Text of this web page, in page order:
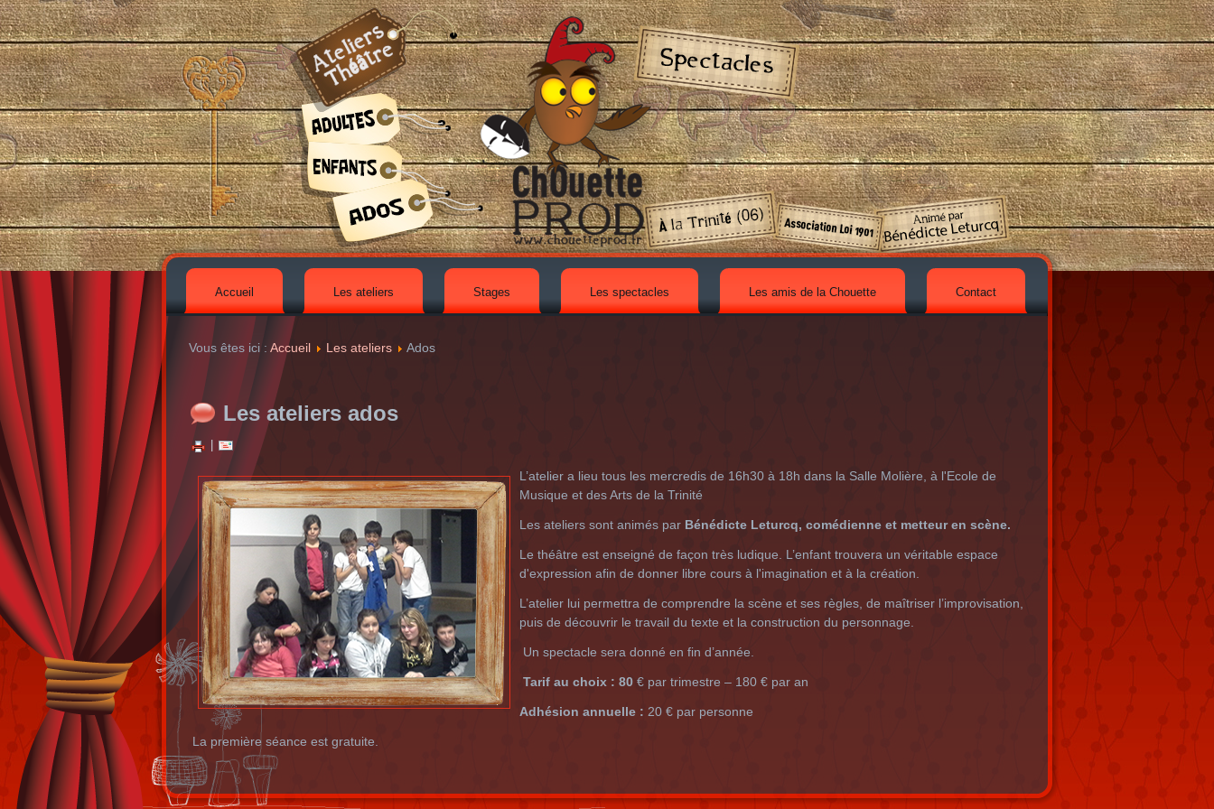
Accueil Les ateliers Stages Les spectacles Les amis de la Chouette Contact
Vous êtes ici : Accueil Les ateliers Ados
Les ateliers ados
L’atelier a lieu tous les mercredis de 16h30 à 18h dans la Salle Molière, à l'Ecole de
Musique et des Arts de la Trinité
Les ateliers sont animés par Bénédicte Leturcq, comédienne et metteur en scène.
Le théâtre est enseigné de façon très ludique. L’enfant trouvera un véritable espace
d'expression afin de donner libre cours à l'imagination et à la création.
L’atelier lui permettra de comprendre la scène et ses règles, de maîtriser l’improvisation,
puis de découvrir le travail du texte et la construction du personnage.
Un spectacle sera donné en fin d’année.
Tarif au choix : 80 € par trimestre – 180 € par an
Adhésion annuelle : 20 € par personne
La première séance est gratuite.